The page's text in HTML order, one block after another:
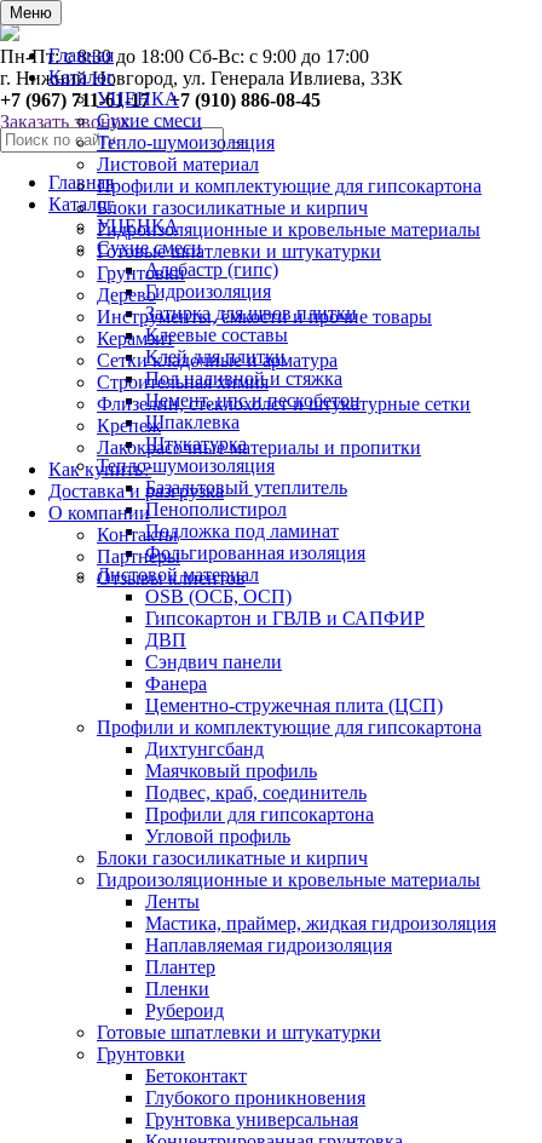
Меню
Главная
Каталог
УЦЕНКА
Сухие смеси
Тепло-шумоизоляция
Листовой материал
Профили и комплектующие для гипсокартона
Блоки газосиликатные и кирпич
Гидроизоляционные и кровельные материалы
Готовые шпатлевки и штукатурки
Грунтовки
Дерево
Инструменты, ёмкости и прочие товары
Керамзит
Сетки кладочные и арматура
Строительная химия
Флизелин, стеклохолст и штукатурные сетки
Крепеж
Лакокрасочные материалы и пропитки
Как купить?
Доставка и разгрузка
О компании
Контакты
Партнеры
Отзывы клиентов
0
Пн-Пт: с 8:30 до 18:00 Сб-Вс: с 9:00 до 17:00
г. Нижний Новгород, ул. Генерала Ивлиева, 33К
+7 (967) 711-61-17 +7 (910) 886-08-45
Заказать звонок
Главная
Каталог
УЦЕНКА
Сухие смеси
Алебастр (гипс)
Гидроизоляция
Затирка для швов плитки
Клеевые составы
Клей для плитки
Пол наливной и стяжка
Цемент, цпс и пескобетон
Шпаклевка
Штукатурка
Тепло-шумоизоляция
Базальтовый утеплитель
Пенополистирол
Подложка под ламинат
Фольгированная изоляция
Листовой материал
OSB (ОСБ, ОСП)
Гипсокартон и ГВЛВ и САПФИР
ДВП
Сэндвич панели
Фанера
Цементно-стружечная плита (ЦСП)
Профили и комплектующие для гипсокартона
Дихтунгсбанд
Маячковый профиль
Подвес, краб, соединитель
Профили для гипсокартона
Угловой профиль
Блоки газосиликатные и кирпич
Гидроизоляционные и кровельные материалы
Ленты
Мастика, праймер, жидкая гидроизоляция
Наплавляемая гидроизоляция
Плантер
Пленки
Рубероид
Готовые шпатлевки и штукатурки
Грунтовки
Бетоконтакт
Глубокого проникновения
Грунтовка универсальная